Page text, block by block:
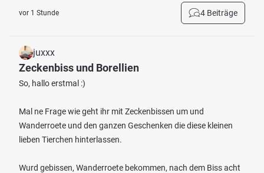
vor 1 Stunde 4 Beiträge
juxxx
Zeckenbiss und Borellien
So, hallo erstmal :)
Mal ne Frage wie geht ihr mit Zeckenbissen um und
Wanderroete und den ganzen Geschenken die diese kleinen
lieben Tierchen hinterlassen.
Wurd gebissen, Wanderroete bekommen, nach dem Biss acht